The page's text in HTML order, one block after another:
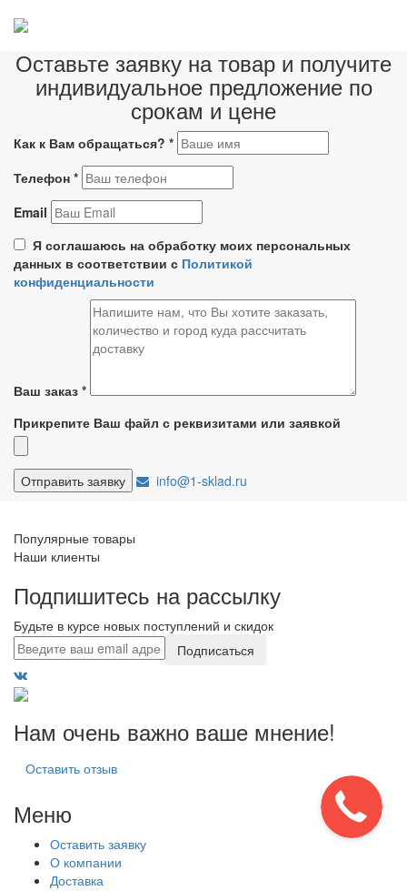
Оставьте заявку на товар и получите
индивидуальное предложение по
срокам и цене
Как к Вам обращаться? *
Телефон *
Email
Я соглашаюсь на обработку моих персональных
данных в соответствии с Политикой
конфиденциальности
Ваш заказ *
Прикрепите Ваш файл с реквизитами или заявкой
info@1-sklad.ru
Популярные товары
Наши клиенты
Подпишитесь на рассылку
Будьте в курсе новых поступлений и скидок
Подписаться
Нам очень важно ваше мнение!
Оставить отзыв
Меню
Оставить заявку
О компании
Доставка